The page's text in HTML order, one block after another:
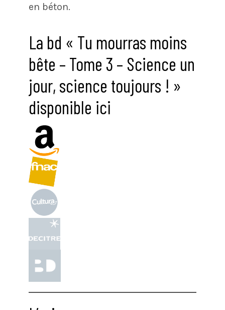
en béton.
La bd « Tu mourras moins
bête – Tome 3 – Science un
jour, science toujours ! »
disponible ici